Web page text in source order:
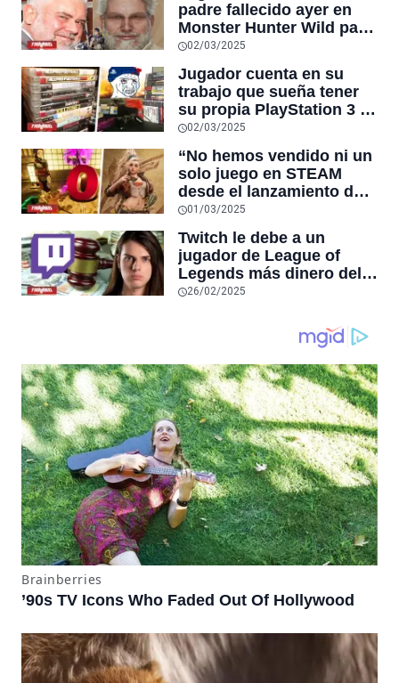
padre fallecido ayer en
Monster Hunter Wild para
poder seguir jugando
juntos, y el título superó
el pico histórico de
usuarios simultáneos de
DOTA 2 en STEAM
02/03/2025
Jugador cuenta en su
trabajo que sueña tener
su propia PlayStation 3 y
un compañero le regala
su antigua consola con
muchos clásicos
02/03/2025
“No hemos vendido ni un
solo juego en STEAM
desde el lanzamiento de
Monster Hunter Wilds”,
afirma desarrollador
japonés de juegos
independientes
01/03/2025
Twitch le debe a un
jugador de League of
Legends más dinero del
que existe en el mundo
26/02/2025